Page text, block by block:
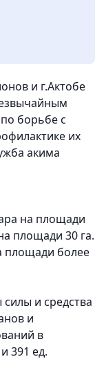
и г.Актобе
борьбе с
их
акима
на площади
площади 30 га.
площади более
и средства
и
в
391 ед.